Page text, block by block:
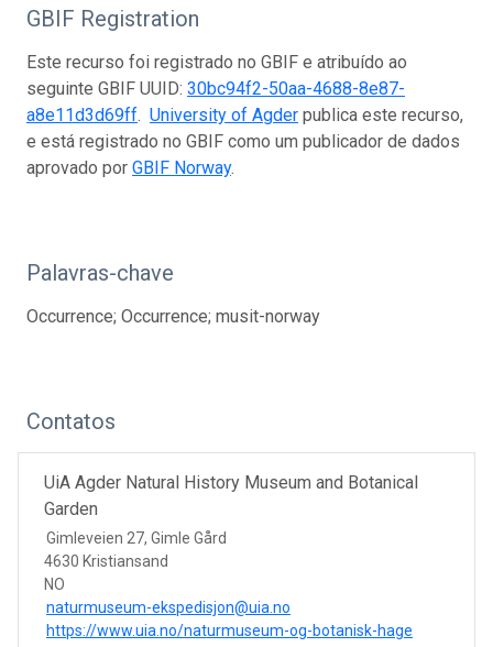
GBIF Registration
Este recurso foi registrado no GBIF e atribuído ao
seguinte GBIF UUID: 30bc94f2-50aa-4688-8e87-
a8e11d3d69ff. University of Agder publica este recurso,
e está registrado no GBIF como um publicador de dados
aprovado por GBIF Norway.
Palavras-chave
Occurrence; Occurrence; musit-norway
Contatos
UiA Agder Natural History Museum and Botanical
Garden
Gimleveien 27, Gimle Gård
4630 Kristiansand
NO
naturmuseum-ekspedisjon@uia.no
https://www.uia.no/naturmuseum-og-botanisk-hage